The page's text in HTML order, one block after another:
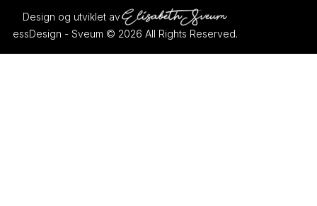
Design og utviklet av
essDesign - Sveum © 2026 All Rights Reserved.